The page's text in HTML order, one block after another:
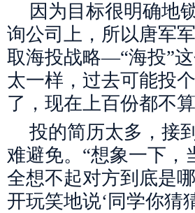
因为目标很明确地
询公司上，所以唐军
取海投战略—“海投”
太一样，过去可能投
了，现在上百份都不算
投的简历太多，接
难避免。“想象一下，
全想不起对方到底是
开玩笑地说‘同学你猜